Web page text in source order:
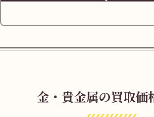
金・貴金属の買取価